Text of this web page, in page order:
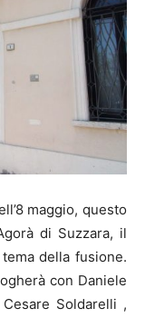
maggio, questo
di Suzzara, il
della fusione.
con Daniele
Soldarelli ,